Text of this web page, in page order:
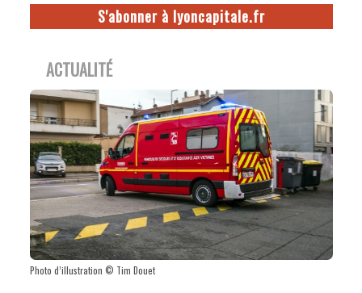
S'abonner à lyoncapitale.fr
ACTUALITÉ
Photo d’illustration © Tim Douet